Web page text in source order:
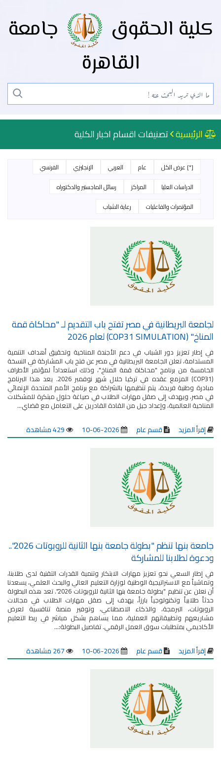
كلية الحقوق
جامعة
القاهرة
الرئيسية تصنيفات اقسام اخبار الكلية
[*] عرض الكل عام العربي الإنجليزي
الفرنسي
الدراسات العليا
المراكز
رسائل الماجستير والدكتوراه
المؤتمرات والفاعليات
رعاية الشباب
لجامعة البريطانية في مصر تفتح باب التقديم لـ "محاكاة قمة
المناخ" (COP31 SIMULATION) لعام 2026
في إطار تعزيز دور الشباب في دعم الأجندة المناخية وتحقيق أهداف التنمية
المستدامة، تعلن الجامعة البريطانية في مصر عن فتح باب المشاركة في النسخة
الخامسة من برنامج "محاكاة قمة المناخ"، وذلك استعداداً لمؤتمر الأطراف
(COP31) المزمع عقده في تركيا خلال شهر نوفمبر 2026. يعد هذا البرنامج
مبادرة وطنية فريدة، يتم تنظيمها بالشراكة مع برنامج الأمم المتحدة الإنمائي
في مصر، ويهدف إلى صقل مهارات الطلاب في صياغة حلول مبتكرة للمشكلات
المناخية العالمية، وإعداد جيل من القادة القادرين على التعامل مع قضاي...
إقرأ المزيد قسم عام 2026-06-10 429 مشاهدة
جامعة بنها تنظم "بطولة جامعة بنها الثانية للروبوتات 2026"..
ودعوة لطلابنا للمشاركة
في إطار السعي نحو تعزيز مهارات الابتكار وتنمية القدرات التقنية لدى طلابنا،
وتماشياً مع الاستراتيجية الوطنية لوزارة التعليم العالي والبحث العلمي، يسعدنا
أن نعلن عن تنظيم "بطولة جامعة بنها الثانية للروبوتات 2026". تعد هذه البطولة
حدثاً طلابياً وتكنولوجياً بارزاً، يهدف إلى صقل مهارات الطلاب في مجالات
الروبوتات، البرمجة، والذكاء الاصطناعي، وتوفير منصة تنافسية لعرض
مشاريعهم وتطبيقاتهم العملية، مما يساهم بشكل مباشر في ربط التعليم
الأكاديمي بمتطلبات سوق العمل الرقمي. تفاصيل البطولة:...
إقرأ المزيد قسم عام 2026-06-10 267 مشاهدة